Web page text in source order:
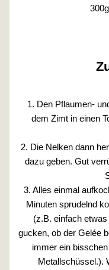
1. Den Pflaumen-
dem Zimt in einen
2. Die Nelken dann
dazu geben. Gut
3. Alles einmal
Minuten sprudelnd
(z.B. einfach
gucken, ob der Gelée
immer ein
Metallschüssel.).